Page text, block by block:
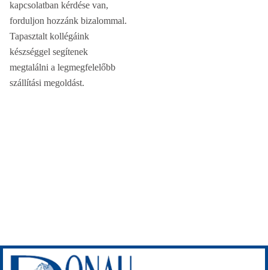
kapcsolatban kérdése van,
forduljon hozzánk bizalommal.
Tapasztalt kollégáink
készséggel segítenek
megtalálni a legmegfelelőbb
szállítási megoldást.